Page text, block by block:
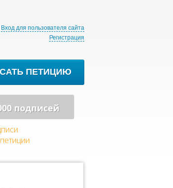
Вход для пользователя сайта
Регистрация
ПЕТИЦИЮ
подписей